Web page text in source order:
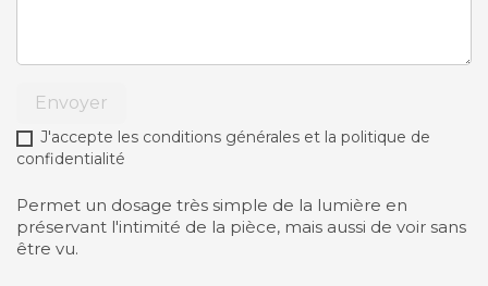
Envoyer
J'accepte les conditions générales et la politique de
confidentialité
Permet un dosage très simple de la lumière en
préservant l'intimité de la pièce, mais aussi de voir sans
être vu.